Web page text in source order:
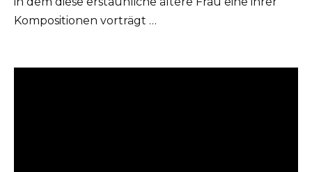
Kompositionen vorträgt …